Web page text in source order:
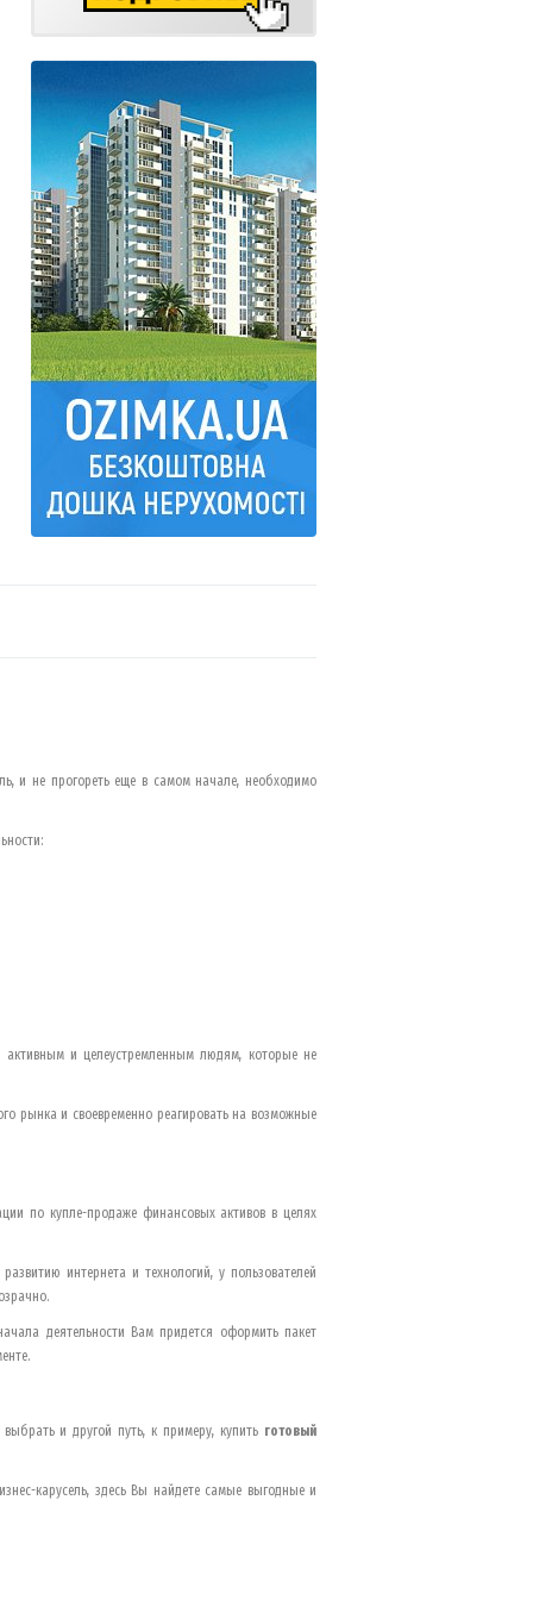
и не прогореть еще в самом начале, необходимо
активным и целеустремленным людям, которые не
рынка и своевременно реагировать на возможные
по купле-продаже финансовых активов в целях
интернета и технологий, у пользователей
деятельности Вам придется оформить пакет
и другой путь, к примеру, купить готовый
карусель, здесь Вы найдете самые выгодные и